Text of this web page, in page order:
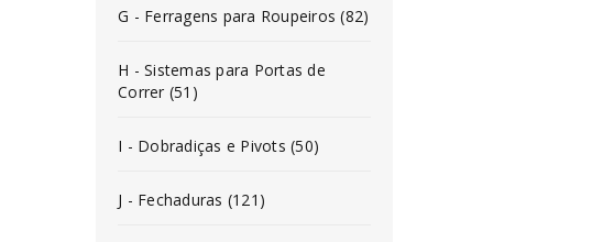
G - Ferragens para Roupeiros (82)
H - Sistemas para Portas de
Correr (51)
I - Dobradiças e Pivots (50)
J - Fechaduras (121)